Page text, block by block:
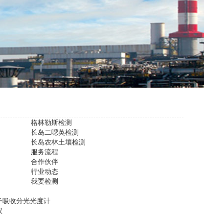
格林勒斯检测
长岛二噁英检测
长岛农林土壤检测
服务流程
合作伙伴
行业动态
我要检测
吸收分光光度计